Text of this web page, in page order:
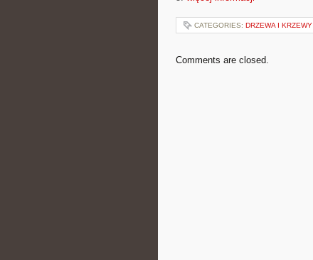
CATEGORIES: DRZEWA I KRZEWY
Comments are closed.